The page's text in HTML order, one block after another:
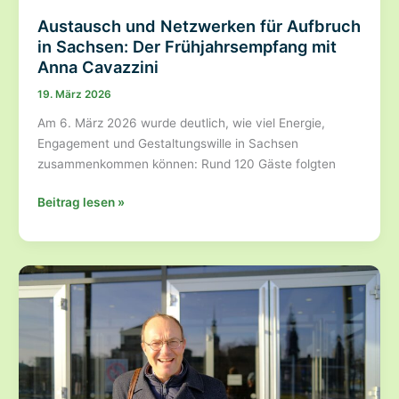
Austausch und Netzwerken für Aufbruch
in Sachsen: Der Frühjahrsempfang mit
Anna Cavazzini
19. März 2026
Am 6. März 2026 wurde deutlich, wie viel Energie,
Engagement und Gestaltungswille in Sachsen
zusammenkommen können: Rund 120 Gäste folgten
Austausch
Netzwerken
für
Aufbruch
Sachsen:
Frühjahrsempfang
mit
Beitrag lesen »